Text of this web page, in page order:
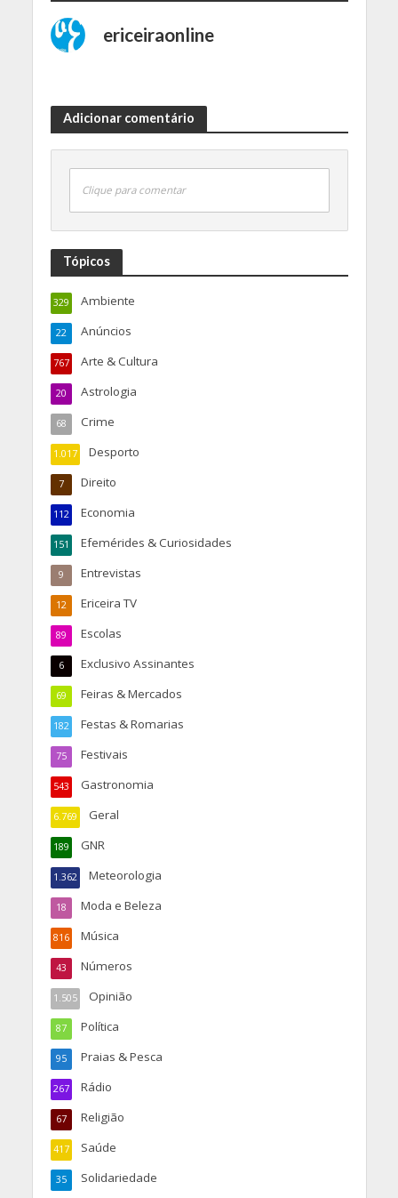
ericeiraonline
Adicionar comentário
Clique para comentar
Tópicos
Ambiente
329
Anúncios
22
Arte & Cultura
767
Astrologia
20
Crime
68
Desporto
1.017
Direito
7
Economia
112
Efemérides & Curiosidades
151
Entrevistas
9
Ericeira TV
12
Escolas
89
Exclusivo Assinantes
6
Feiras & Mercados
69
Festas & Romarias
182
Festivais
75
Gastronomia
543
Geral
6.769
GNR
189
Meteorologia
1.362
Moda e Beleza
18
Música
816
Números
43
Opinião
1.505
Política
87
Praias & Pesca
95
Rádio
267
Religião
67
Saúde
417
Solidariedade
35